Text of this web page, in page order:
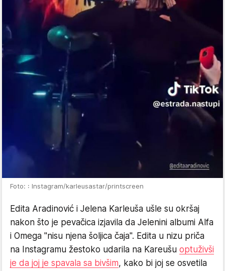
Foto: : Instagram/karleusastar/printscreen
Edita Aradinović i Jelena Karleuša ušle su okršaj
nakon što je pevačica izjavila da Jelenini albumi Alfa
i Omega "nisu njena šoljica čaja". Edita u nizu priča
na Instagramu žestoko udarila na Kareušu optuživši
je da joj je spavala sa bivšim, kako bi joj se osvetila